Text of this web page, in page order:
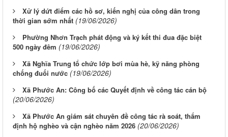
Xử lý dứt điểm các hồ sơ, kiến nghị của công dân trong
thời gian sớm nhất (19/06/2026)
Phường Nhơn Trạch phát động và ký kết thi đua đặc biệt
500 ngày đêm (19/06/2026)
Xã Nghĩa Trung tổ chức lớp bơi mùa hè, kỹ năng phòng
chống đuối nước (19/06/2026)
Xã Phước An: Công bố các Quyết định về công tác cán bộ
(20/06/2026)
Xã Phước An giám sát chuyên đề công tác rà soát, thẩm
định hộ nghèo và cận nghèo năm 2026 (20/06/2026)